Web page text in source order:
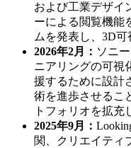
および工業デザイ
ーによる閲覧機能
ムを発表し、3D可
2026年2月： ソニ
ニアリングの可視
援するために設計
術を進歩させるこ
トフォリオを拡充
2025年9月：
関、クリエイティ